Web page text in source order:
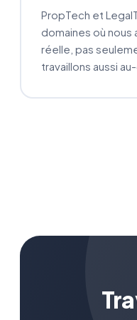
PropTech et
domaines où
réelle, pas
travaillons aussi